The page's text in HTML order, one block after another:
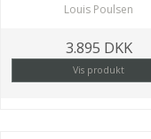
Louis Poulsen
3.895 DKK
Vis produkt